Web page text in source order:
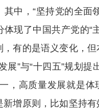
中，“坚持党的全面
现了中国共产党的“
，有的是语义变化，但
展”与“十四五”规划提
，高质量发展就是体
新增原则，比如坚持